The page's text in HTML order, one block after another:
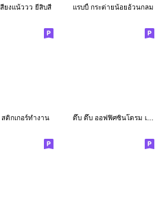
ยงแน้ววว ยี่สิบสี่ แรบบี้ กระต่ายน้อยอ้วนกลม
ติกเกอร์ทำงาน ดึ๊บ ดึ๊บ ออฟฟิศซินโดรม เจ็ด